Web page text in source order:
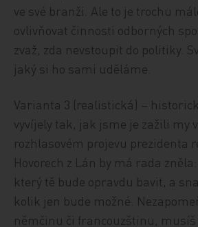
ve své branži. Ale to je trochu
ovlivňovat činnosti odborných
zvaž, zda nevstoupit do politiky.
jaký si ho sami uděláme.
Varianta 3 (realistická) –
vyvíjely tak, jak jsme je zažili my
rozhlasovém projevu prezidenta
Hovorech z Lán by má rada
který tě bude opravdu bavit, a
kolik jen bude možné.
němčinu či francouzštinu,